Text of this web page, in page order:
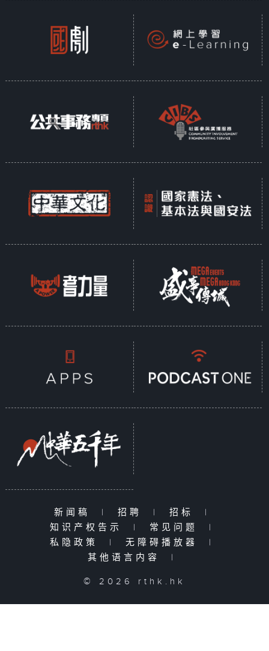
新闻稿 | 招聘 | 招标
|
知识产权告示
| 常见问题
|
私隐政策
| 无障碍播放器
|
其他语言内容
|
© 2026 rthk.hk